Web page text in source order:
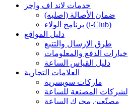
خدمات لاند اف واچز
ضمان الأصالة (اصلیه)
برنامج الولاء (i-Club)
دليل المواقع
طرق الإرسال والتتبع
خيارات الدفع والمعلومات
دليل القياس الساعة
العلامات التجارية
ماركات سويسرية
الشركات المصنعة للساعة
مصنّعين محرك الساعة